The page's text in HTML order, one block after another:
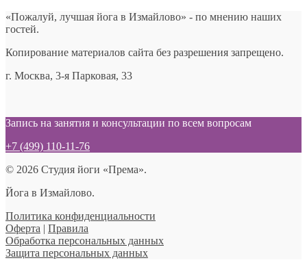
«Пожалуй, лучшая йога в Измайлово» - по мнению наших
гостей.
Копирование материалов сайта без разрешения запрещено.
г. Москва, 3-я Парковая, 33
Запись на занятия и консультации по всем вопросам
+7 (499) 110-11-76
© 2026 Студия йоги «Према».
Йога в Измайлово.
Политика конфиденциальности
Оферта | Правила
Обработка персональных данных
Защита персональных данных